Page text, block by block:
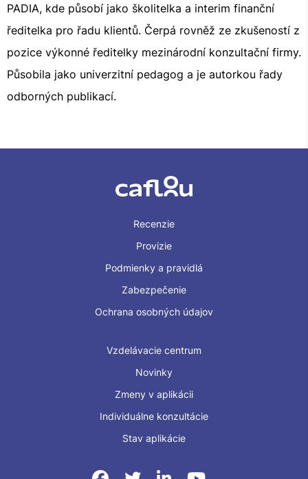
PADIA, kde působí jako školitelka a interim finanční
ředitelka pro řadu klientů. Čerpá rovněž ze zkušeností z
pozice výkonné ředitelky mezinárodní konzultační firmy.
Působila jako univerzitní pedagog a je autorkou řady
odborných publikací.
Recenzie
Provizie
Podmienky a pravidlá
Zabezpečenie
Ochrana osobných údajov
Vzdelávacie centrum
Novinky
Zmeny v aplikácii
Individuálne konzultácie
Stav aplikácie